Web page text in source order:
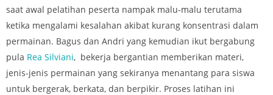
saat awal pelatihan peserta nampak malu-malu terutama
ketika mengalami kesalahan akibat kurang konsentrasi dalam
permainan. Bagus dan Andri yang kemudian ikut bergabung
pula Rea Silviani, bekerja bergantian memberikan materi,
jenis-jenis permainan yang sekiranya menantang para siswa
untuk bergerak, berkata, dan berpikir. Proses latihan ini